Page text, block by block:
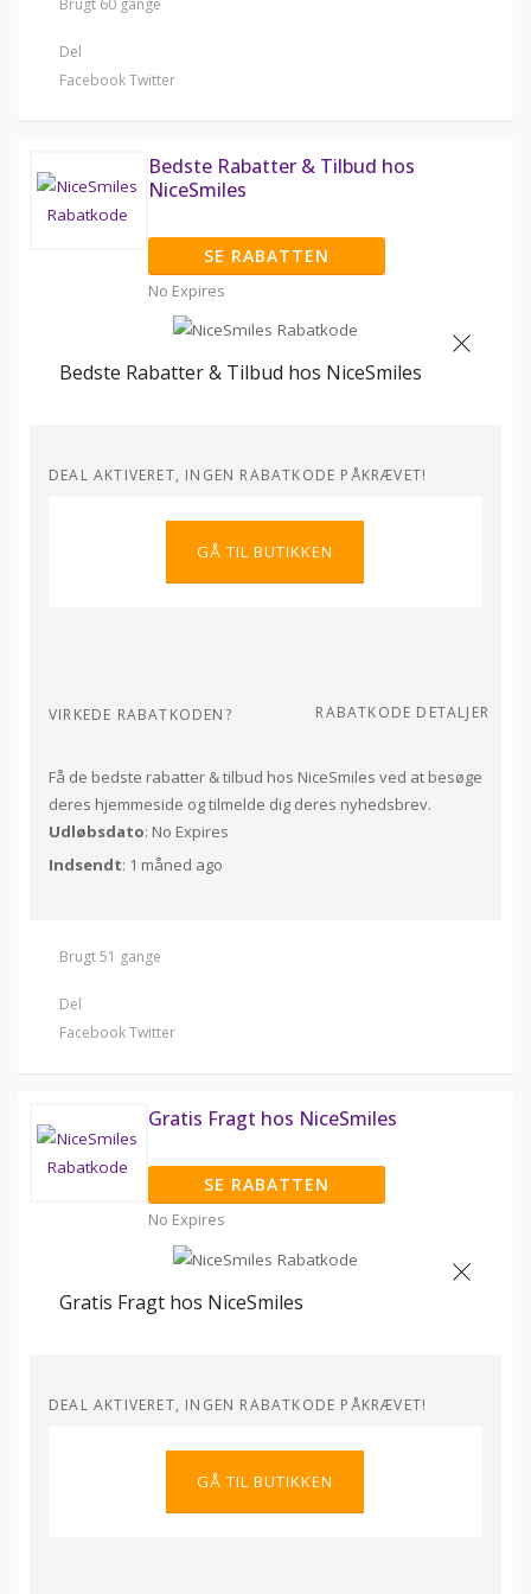
Del
FacebookTwitter
Bedste Rabatter & Tilbud hos
NiceSmiles
SE RABATTEN
No Expires
Bedste Rabatter & Tilbud hos NiceSmiles
DEAL AKTIVERET, INGEN RABATKODE PÅKRÆVET!
GÅ TIL BUTIKKEN
VIRKEDE RABATKODEN? RABATKODE DETALJER
Få de bedste rabatter & tilbud hos NiceSmiles ved at besøge
deres hjemmeside og tilmelde dig deres nyhedsbrev.
Udløbsdato: No Expires
Indsendt: 1 måned ago
Brugt 51 gange
Del
FacebookTwitter
Gratis Fragt hos NiceSmiles
SE RABATTEN
No Expires
Gratis Fragt hos NiceSmiles
DEAL AKTIVERET, INGEN RABATKODE PÅKRÆVET!
GÅ TIL BUTIKKEN